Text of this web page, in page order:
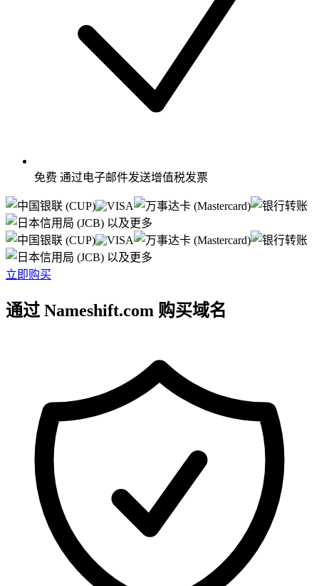
免费 通过电子邮件发送增值税发票
以及更多
以及更多
立即购买
通过 Nameshift.com 购买域名